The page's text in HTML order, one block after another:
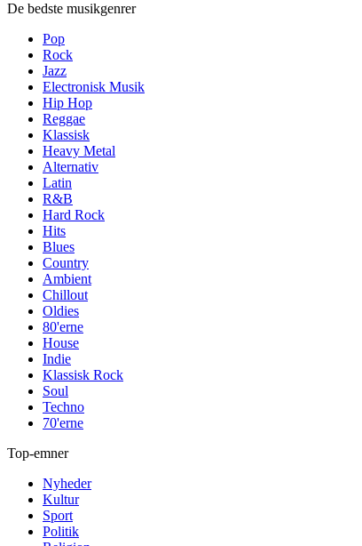
De bedste musikgenrer
Pop
Rock
Jazz
Electronisk Musik
Hip Hop
Reggae
Klassisk
Heavy Metal
Alternativ
Latin
R&B
Hard Rock
Hits
Blues
Country
Ambient
Chillout
Oldies
80'erne
House
Indie
Klassisk Rock
Soul
Techno
70'erne
Top-emner
Nyheder
Kultur
Sport
Politik